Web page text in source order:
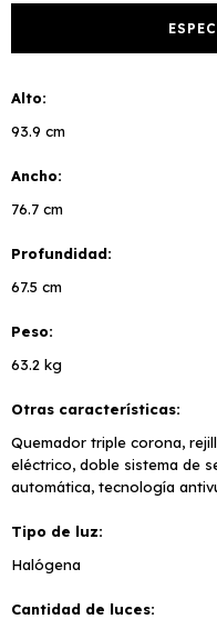
Alto
93.9 cm
Ancho
76.7 cm
Profundidad
67.5 cm
Peso
63.2 kg
Otras características
Quemador triple corona,
eléctrico, doble sistema de
automática, tecnología
Tipo de luz
Halógena
Cantidad de luces